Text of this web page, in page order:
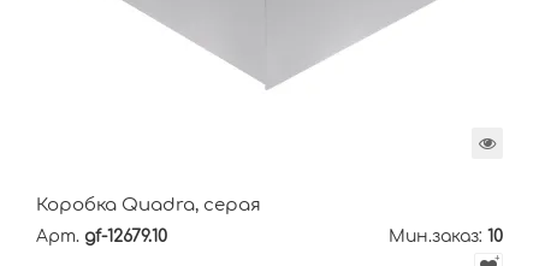
Коробка Quadra, серая
Арт. gf-12679.10 Мин.заказ: 10